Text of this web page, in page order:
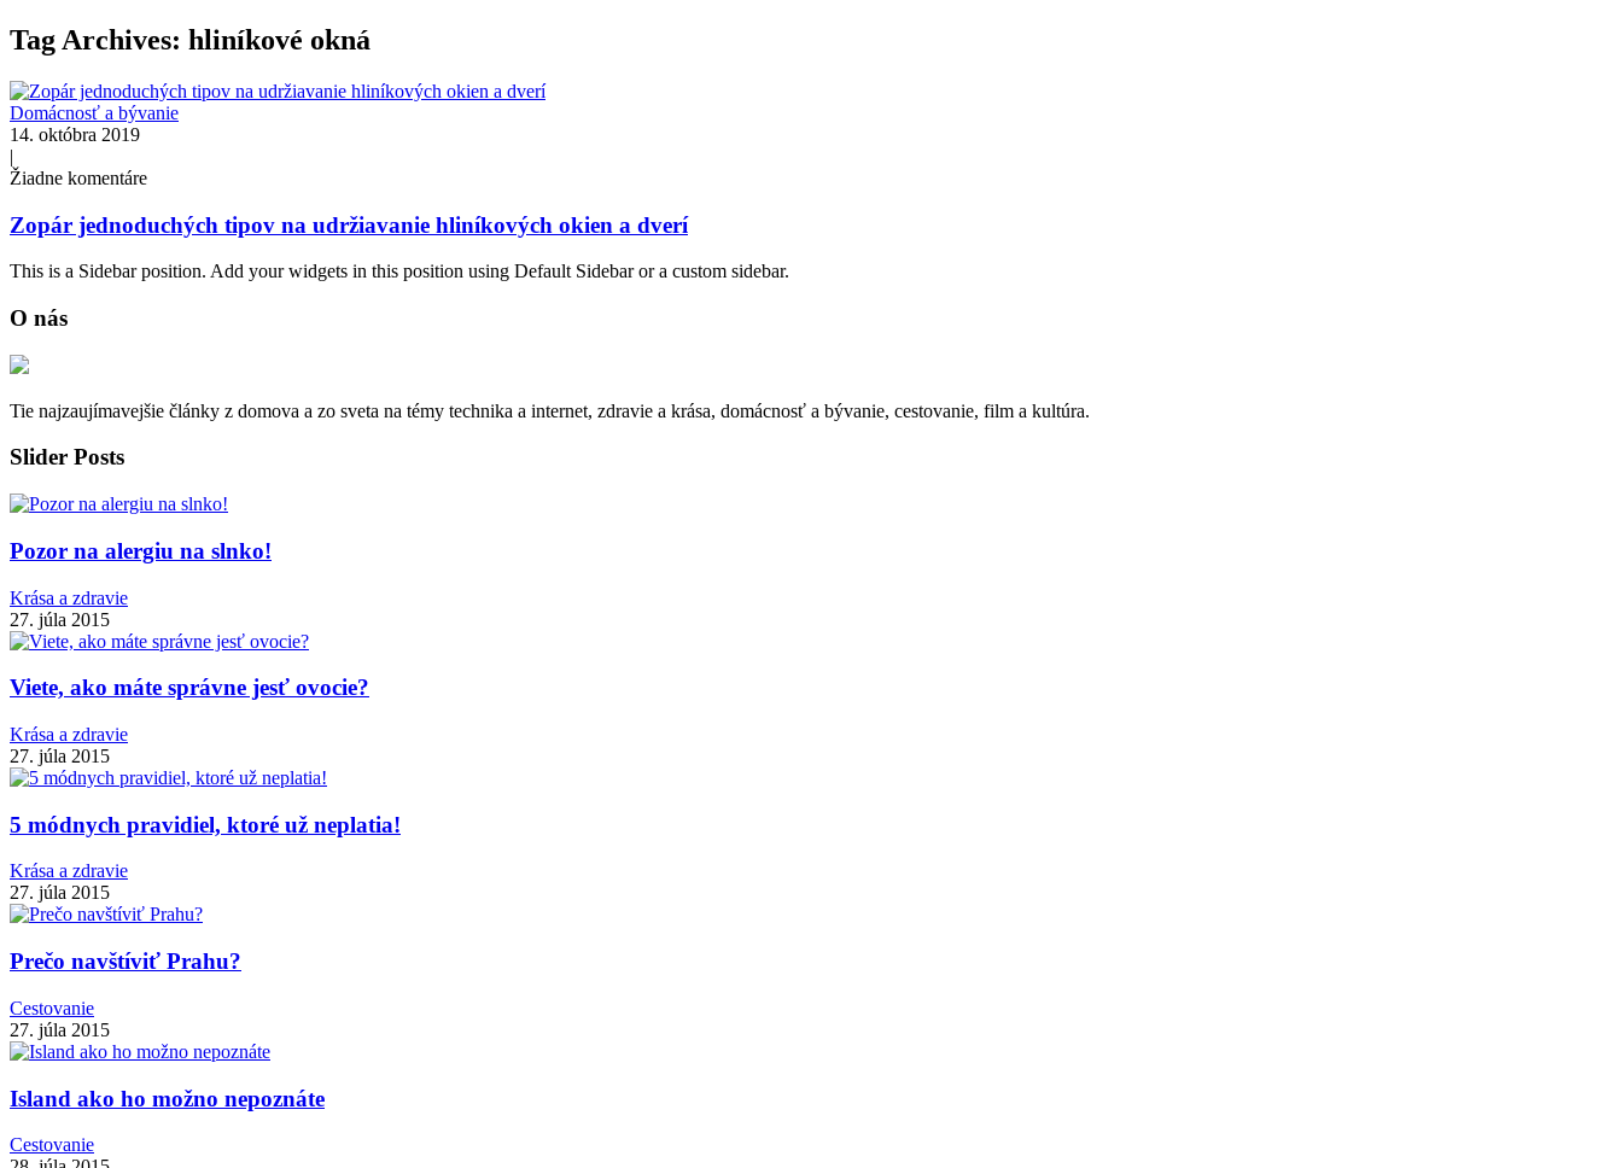
Tag Archives: hliníkové okná
Domácnosť a bývanie
14. októbra 2019
|
Žiadne komentáre
Zopár jednoduchých tipov na udržiavanie hliníkových okien a dverí
This is a Sidebar position. Add your widgets in this position using Default Sidebar or a custom sidebar.
O nás
Tie najzaujímavejšie články z domova a zo sveta na témy technika a internet, zdravie a krása, domácnosť a bývanie, cestovanie, film a kultúra.
Slider Posts
Pozor na alergiu na slnko!
Krása a zdravie
27. júla 2015
Viete, ako máte správne jesť ovocie?
Krása a zdravie
27. júla 2015
5 módnych pravidiel, ktoré už neplatia!
Krása a zdravie
27. júla 2015
Prečo navštíviť Prahu?
Cestovanie
27. júla 2015
Island ako ho možno nepoznáte
Cestovanie